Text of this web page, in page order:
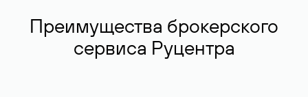
Преимущества брокерского
сервиса Руцентра